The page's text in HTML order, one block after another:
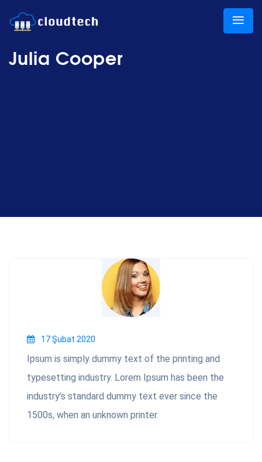
Julia Cooper
17 Şubat 2020
Ipsum is simply dummy text of the printing and
typesetting industry. Lorem Ipsum has been the
industry’s standard dummy text ever since the
1500s, when an unknown printer.